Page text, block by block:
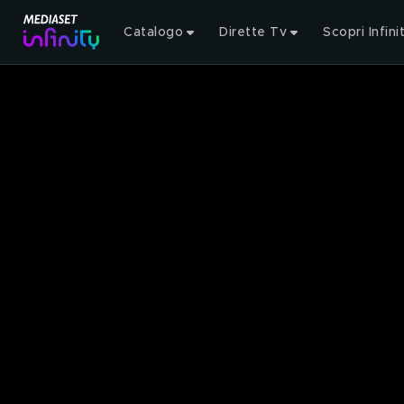
Catalogo Dirette Tv Scopri